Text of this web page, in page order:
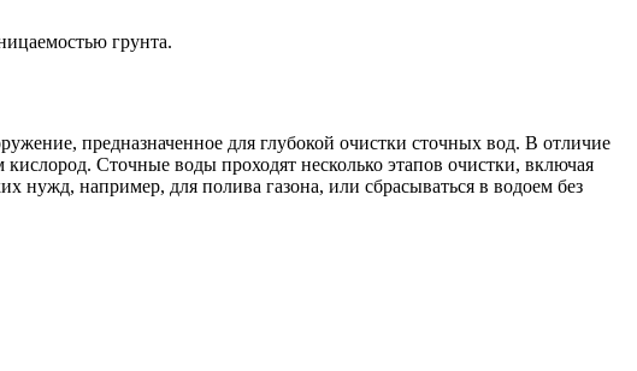
грунта.
предназначенное для глубокой очистки сточных вод. В отличие
Сточные воды проходят несколько этапов очистки, включая
нужд, например, для полива газона, или сбрасываться в водоем без